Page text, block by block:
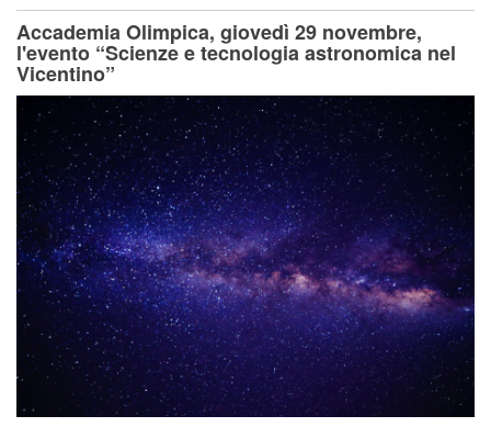
Accademia Olimpica, giovedì 29 novembre,
l'evento “Scienze e tecnologia astronomica nel
Vicentino”